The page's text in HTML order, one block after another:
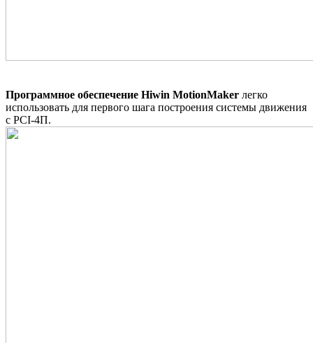
Программное обеспечение Hiwin MotionMaker легко
использовать для первого шага построения системы движения
с PCI-4П.